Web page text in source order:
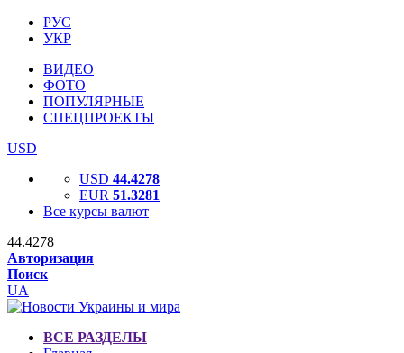
РУС
УКР
ВИДЕО
ФОТО
ПОПУЛЯРНЫЕ
СПЕЦПРОЕКТЫ
USD
USD 44.4278
EUR 51.3281
Все курсы валют
44.4278
Авторизация
Поиск
UA
ВСЕ РАЗДЕЛЫ